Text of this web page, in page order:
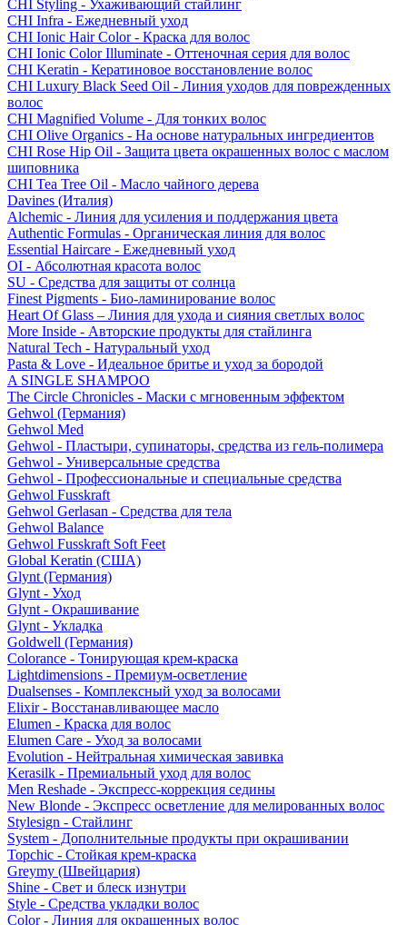
CHI Styling - Ухаживающий стайлинг
CHI Infra - Ежедневный уход
CHI Ionic Hair Color - Краска для волос
CHI Ionic Color Illuminate - Оттеночная серия для волос
CHI Keratin - Кератиновое восстановление волос
CHI Luxury Black Seed Oil - Линия уходов для поврежденных
волос
CHI Magnified Volume - Для тонких волос
CHI Olive Organics - На основе натуральных ингредиентов
CHI Rose Hip Oil - Защита цвета окрашенных волос с маслом
шиповника
CHI Tea Tree Oil - Масло чайного дерева
Davines (Италия)
Alchemic - Линия для усиления и поддержания цвета
Authentic Formulas - Органическая линия для волос
Essential Haircare - Eжедневный уход
OI - Абсолютная красота волос
SU - Средства для защиты от солнца
Finest Pigments - Био-ламинирование волос
Heart Of Glass – Линия для ухода и сияния светлых волос
More Inside - Авторские продукты для стайлинга
Natural Tech - Натуральный уход
Pasta & Love - Идеальное бритье и уход за бородой
A SINGLE SHAMPOO
The Circle Chronicles - Маски с мгновенным эффектом
Gehwol (Германия)
Gehwol Med
Gehwol - Пластыри, супинаторы, средства из гель-полимера
Gehwol - Универсальные средства
Gehwol - Профессиональные и специальные средства
Gehwol Fusskraft
Gehwol Gerlasan - Средства для тела
Gehwol Balance
Gehwol Fusskraft Soft Feet
Global Keratin (США)
Glynt (Германия)
Glynt - Уход
Glynt - Окрашивание
Glynt - Укладка
Goldwell (Германия)
Colorance - Тонирующая крем-краска
Lightdimensions - Премиум-осветление
Dualsenses - Комплексный уход за волосами
Elixir - Восстанавливающее масло
Elumen - Краска для волос
Elumen Care - Уход за волосами
Evolution - Нейтральная химическая завивка
Kerasilk - Премиальный уход для волос
Men Reshade - Экспресс-коррекция седины
New Blonde - Экспресс осветление для мелированных волос
Stylesign - Стайлинг
System - Дополнительные продукты при окрашивании
Topchic - Стойкая крем-краска
Greymy (Швейцария)
Shine - Свет и блеск изнутри
Style - Средства укладки волос
Color - Линия для окрашенных волос